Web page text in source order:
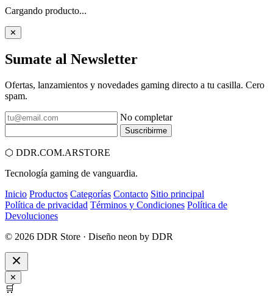
Cargando producto...
✕
Sumate al Newsletter
Ofertas, lanzamientos y novedades gaming directo a tu casilla. Cero
spam.
No completar
Suscribirme
⬡ DDR.COM.ARSTORE
Tecnología gaming de vanguardia.
Inicio Productos Categorías Contacto Sitio principal
Política de privacidad Términos y Condiciones Política de
Devoluciones
© 2026 DDR Store · Diseño neon by DDR
✕
🛒